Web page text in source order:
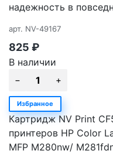
надежность в
арт. NV-49167
825 ₽
В наличии
Избранное
Картридж NV Print
принтеров HP Color
MFP M280nw/